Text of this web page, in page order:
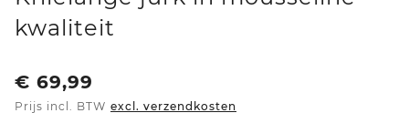
kwaliteit
€ 69,99
Prijs incl. BTW excl. verzendkosten